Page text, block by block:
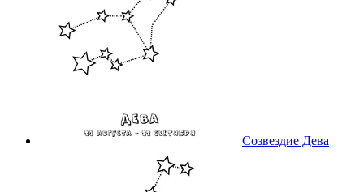
Созвездие Дева